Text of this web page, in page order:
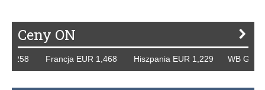
Ceny ON
Francja EUR 1,468 Hiszpania EUR 1,229 WB GBP